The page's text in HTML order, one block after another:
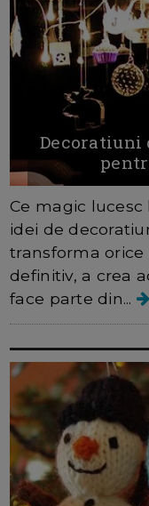
Ce magic
idei de
transforma
definitiv, a crea
face parte din...